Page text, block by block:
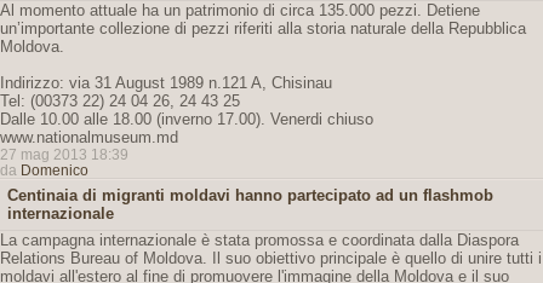
Al momento attuale ha un patrimonio di circa 135.000 pezzi. Detiene
un’importante collezione di pezzi riferiti alla storia naturale della Repubblica
Moldova.
Indirizzo: via 31 August 1989 n.121 A, Chisinau
Tel: (00373 22) 24 04 26, 24 43 25
Dalle 10.00 alle 18.00 (inverno 17.00). Venerdi chiuso
www.nationalmuseum.md
27 mag 2013 18:39
da Domenico
Centinaia di migranti moldavi hanno partecipato ad un flashmob
internazionale
La campagna internazionale è stata promossa e coordinata dalla Diaspora
Relations Bureau of Moldova. Il suo obiettivo principale è quello di unire tutti i
moldavi all'estero al fine di promuovere l'immagine della Moldova e il suo